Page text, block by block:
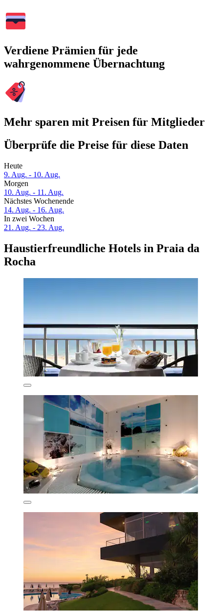
Verdiene Prämien für jede
wahrgenommene Übernachtung
Mehr sparen mit Preisen für Mitglieder
Überprüfe die Preise für diese Daten
Heute
9. Aug. - 10. Aug.
Morgen
10. Aug. - 11. Aug.
Nächstes Wochenende
14. Aug. - 16. Aug.
In zwei Wochen
21. Aug. - 23. Aug.
Haustierfreundliche Hotels in Praia da
Rocha